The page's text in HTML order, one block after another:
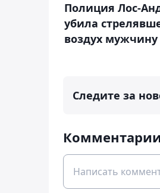
Полиция Лос-
убила
воздух мужчину
Следите за